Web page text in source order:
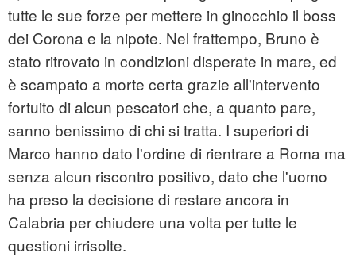
tutte le sue forze per mettere in ginocchio il boss
dei Corona e la nipote. Nel frattempo, Bruno è
stato ritrovato in condizioni disperate in mare, ed
è scampato a morte certa grazie all'intervento
fortuito di alcun pescatori che, a quanto pare,
sanno benissimo di chi si tratta. I superiori di
Marco hanno dato l'ordine di rientrare a Roma ma
senza alcun riscontro positivo, dato che l'uomo
ha preso la decisione di restare ancora in
Calabria per chiudere una volta per tutte le
questioni irrisolte.